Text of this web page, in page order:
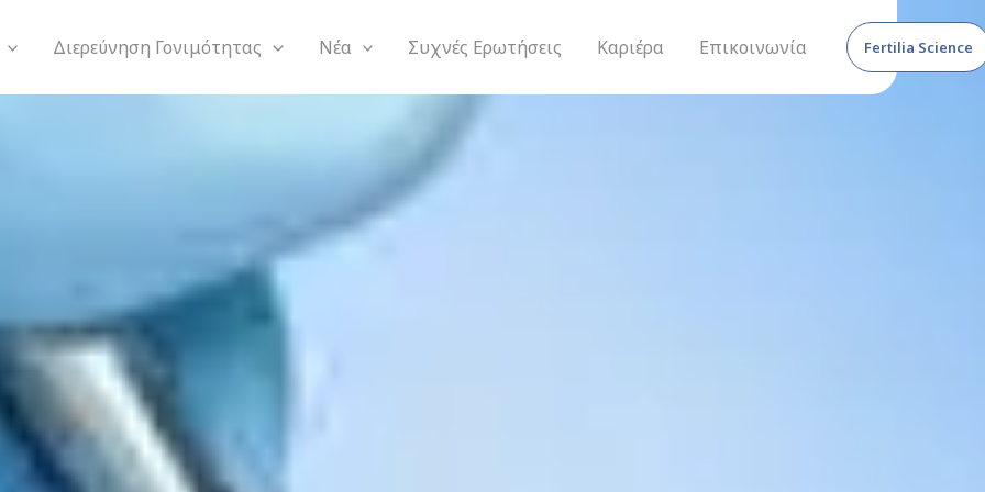
Διερεύνηση Γονιμότητας Νέα Συχνές Ερωτήσεις Καριέρα Επικοινωνία Fertilia Science